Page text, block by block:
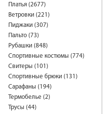
Платья (2677)
Ветровки (221)
Пиджаки (307)
Пальто (73)
Рубашки (848)
Спортивные костюмы (774)
Свитеры (101)
Спортивные брюки (131)
Сарафаны (194)
Термобелье (2)
Трусы (44)